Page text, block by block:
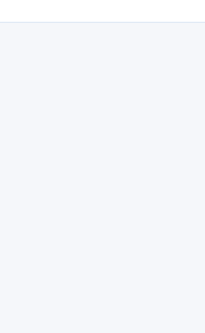
forma limpia, segura y eficiente.